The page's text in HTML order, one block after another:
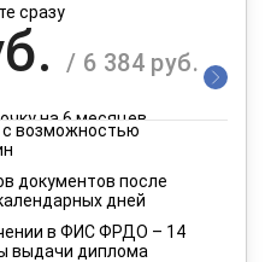
сразу
/ 6 384 руб.
на 6 месяцев
на 12 месяцев
возможностью
документов после
дней
в ФИС ФРДО – 14
выдачи диплома